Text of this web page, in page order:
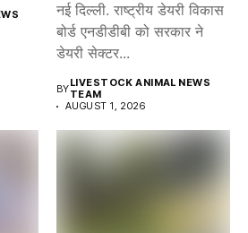
नई दिल्ली. राष्ट्रीय डेयरी विकास
बोर्ड एनडीडीबी को सरकार ने
डेयरी सेक्टर...
BYLIVESTOCK ANIMAL NEWS
TEAM
AUGUST 1, 2026